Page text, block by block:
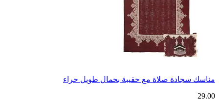
مناسك سجادة صلاة مع حقيبة بحمال طويل حراء
29.00